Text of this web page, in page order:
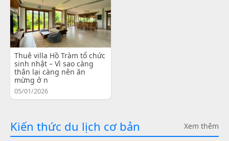
Thuê villa Hồ Tràm tổ chức
sinh nhật – Vì sao càng
thân lại càng nên ăn
mừng ở n
05/01/2026
Kiến thức du lịch cơ bản Xem thêm